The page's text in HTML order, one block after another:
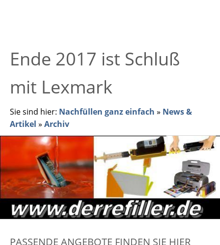
Ende 2017 ist Schluß
mit Lexmark
Sie sind hier: Nachfüllen ganz einfach » News &
Artikel » Archiv
PASSENDE ANGEBOTE FINDEN SIE HIER